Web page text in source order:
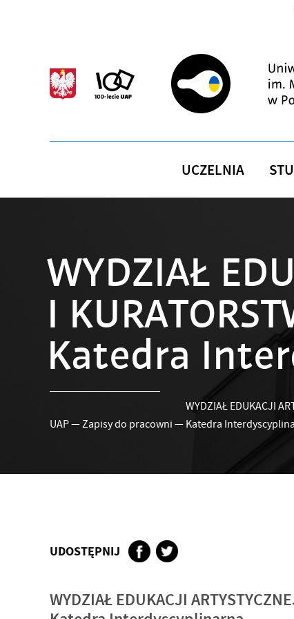
UCZELNIA
WYDZIAŁ
I
Katedra
UAP—Zapisy do pracowni —
WYDZIAŁ EDUKACJI
Katedra
UDOSTĘPNIJ
WYDZIAŁ EDUKACJI